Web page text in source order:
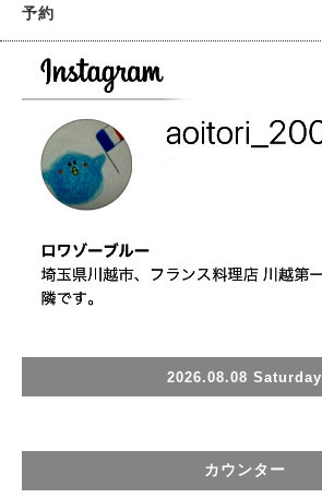
予約
2026.08.08 Saturday
カウンター